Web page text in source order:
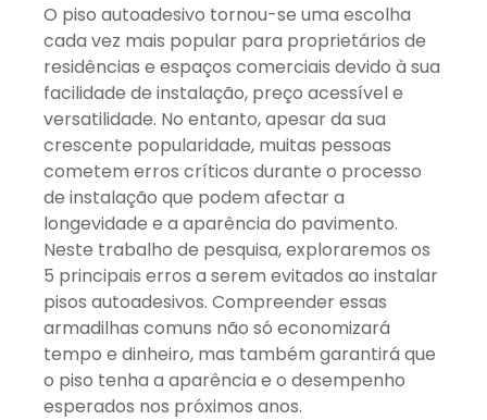
O piso autoadesivo tornou-se uma escolha
cada vez mais popular para proprietários de
residências e espaços comerciais devido à sua
facilidade de instalação, preço acessível e
versatilidade. No entanto, apesar da sua
crescente popularidade, muitas pessoas
cometem erros críticos durante o processo
de instalação que podem afectar a
longevidade e a aparência do pavimento.
Neste trabalho de pesquisa, exploraremos os
5 principais erros a serem evitados ao instalar
pisos autoadesivos. Compreender essas
armadilhas comuns não só economizará
tempo e dinheiro, mas também garantirá que
o piso tenha a aparência e o desempenho
esperados nos próximos anos.